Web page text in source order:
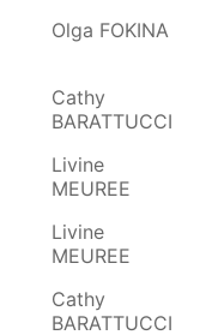
Olga FOKINA
Cathy
BARATTUCCI
Livine
MEUREE
Livine
MEUREE
Cathy
BARATTUCCI